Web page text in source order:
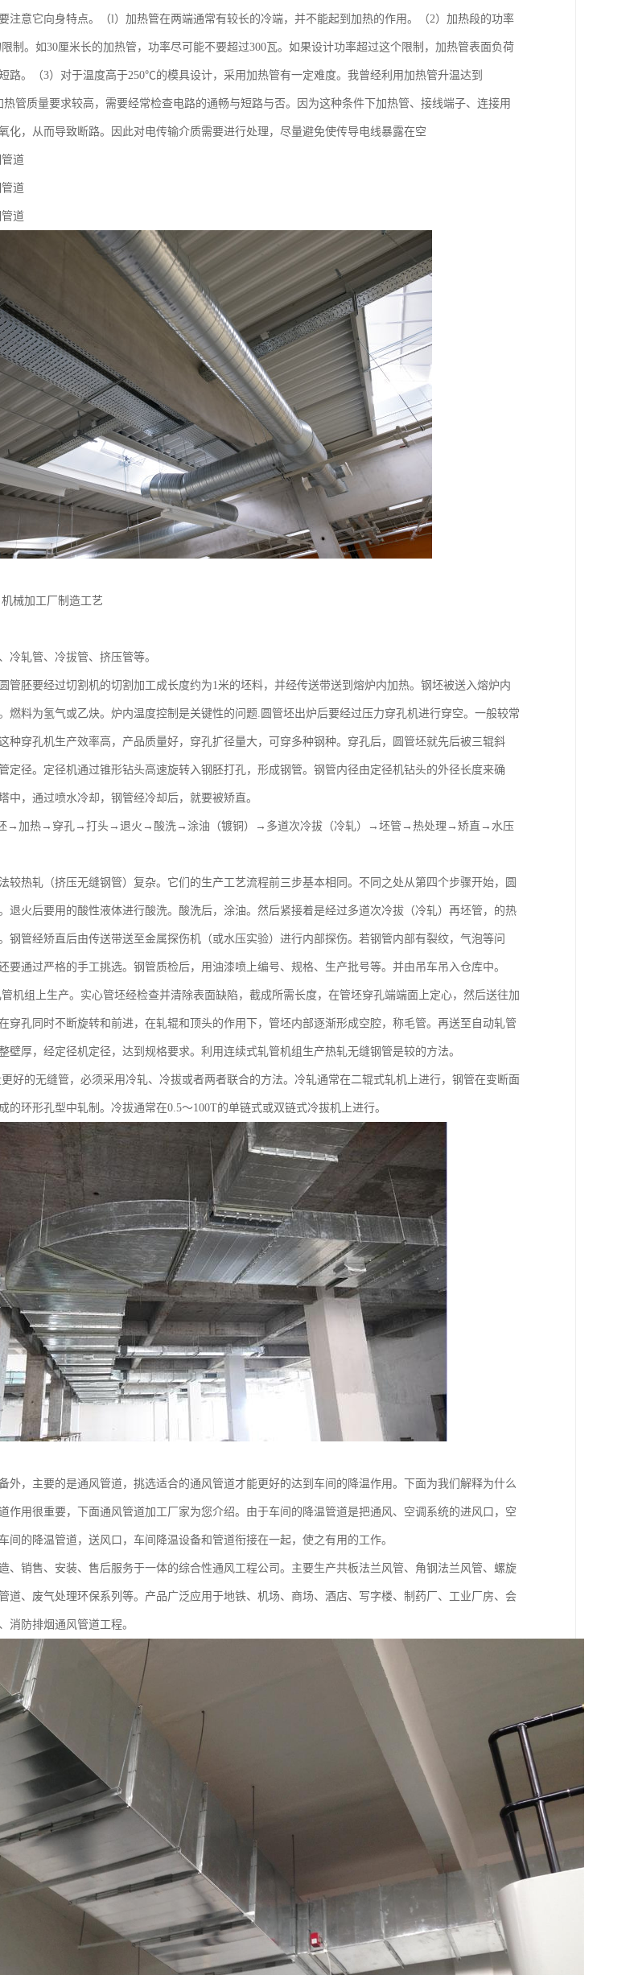
注意它向身特点。（l）加热管在两端通常有较长的冷端，并不能起到加热的作用。（2）加热段的功率
制。如30厘米长的加热管，功率尽可能不要超过300瓦。如果设计功率超过这个限制，加热管表面负荷
路。（3）对于温度高于250℃的模具设计，采用加热管有一定难度。我曾经利用加热管升温达到
管质量要求较高，需要经常检查电路的通畅与短路与否。因为这种条件下加热管、接线端子、连接用
化，从而导致断路。因此对电传输介质需要进行处理，尽量避免使传导电线暴露在空
道
道
道
械加工厂制造工艺
冷轧管、冷拔管、挤压管等。
管胚要经过切割机的切割加工成长度约为1米的坯料，并经传送带送到熔炉内加热。钢坯被送入熔炉内
燃料为氢气或乙炔。炉内温度控制是关键性的问题.圆管坯出炉后要经过压力穿孔机进行穿空。一般较常
种穿孔机生产效率高，产品质量好，穿孔扩径量大，可穿多种钢种。穿孔后，圆管坯就先后被三辊斜
定径。定径机通过锥形钻头高速旋转入钢胚打孔，形成钢管。钢管内径由定径机钻头的外径长度来确
中，通过喷水冷却，钢管经冷却后，就要被矫直。
坯→加热→穿孔→打头→退火→酸洗→涂油（镀铜）→多道次冷拔（冷轧）→坯管→热处理→矫直→水压
较热轧（挤压无缝钢管）复杂。它们的生产工艺流程前三步基本相同。不同之处从第四个步骤开始，圆
退火后要用的酸性液体进行酸洗。酸洗后，涂油。然后紧接着是经过多道次冷拔（冷轧）再坯管，的热
钢管经矫直后由传送带送至金属探伤机（或水压实验）进行内部探伤。若钢管内部有裂纹，气泡等问
要通过严格的手工挑选。钢管质检后，用油漆喷上编号、规格、生产批号等。并由吊车吊入仓库中。
机组上生产。实心管坯经检查并清除表面缺陷，截成所需长度，在管坯穿孔端端面上定心，然后送往加
穿孔同时不断旋转和前进，在轧辊和顶头的作用下，管坯内部逐渐形成空腔，称毛管。再送至自动轧管
壁厚，经定径机定径，达到规格要求。利用连续式轧管机组生产热轧无缝钢管是较的方法。
好的无缝管，必须采用冷轧、冷拔或者两者联合的方法。冷轧通常在二辊式轧机上进行，钢管在变断面
的环形孔型中轧制。冷拔通常在0.5～100T的单链式或双链式冷拔机上进行。
外，主要的是通风管道，挑选适合的通风管道才能更好的达到车间的降温作用。下面为我们解释为什么
作用很重要，下面通风管道加工厂家为您介绍。由于车间的降温管道是把通风、空调系统的进风口，空
间的降温管道，送风口，车间降温设备和管道衔接在一起，使之有用的工作。
销售、安装、售后服务于一体的综合性通风工程公司。主要生产共板法兰风管、角钢法兰风管、螺旋
道、废气处理环保系列等。产品广泛应用于地铁、机场、商场、酒店、写字楼、制药厂、工业厂房、会
消防排烟通风管道工程。